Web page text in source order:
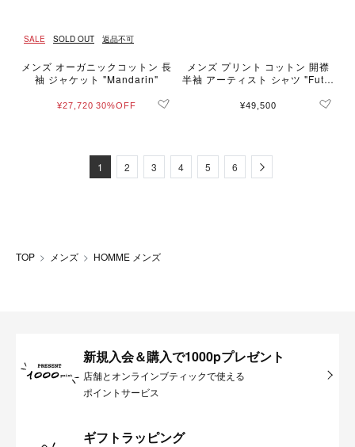
SALE SOLD OUT 返品不可
メンズ オーガニックコットン 長
袖 ジャケット "Mandarin"
¥27,720 30%OFF
メンズ プリント コットン 開襟
半袖 アーティスト シャツ "Futur
¥49,500
1 2 3 4 5 6 Next
TOP メンズ HOMME メンズ
新規入会＆購入で1000pプレゼント
店舗とオンラインブティックで使える
ポイントサービス
ギフトラッピング